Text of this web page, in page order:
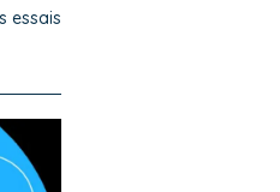
essais